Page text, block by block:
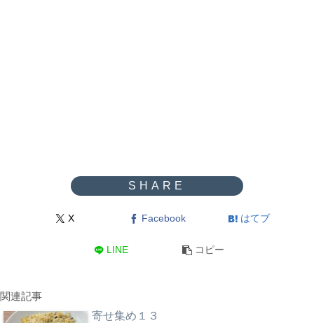
X Facebook はてブ
LINE コピー
関連記事
寄せ集め１３